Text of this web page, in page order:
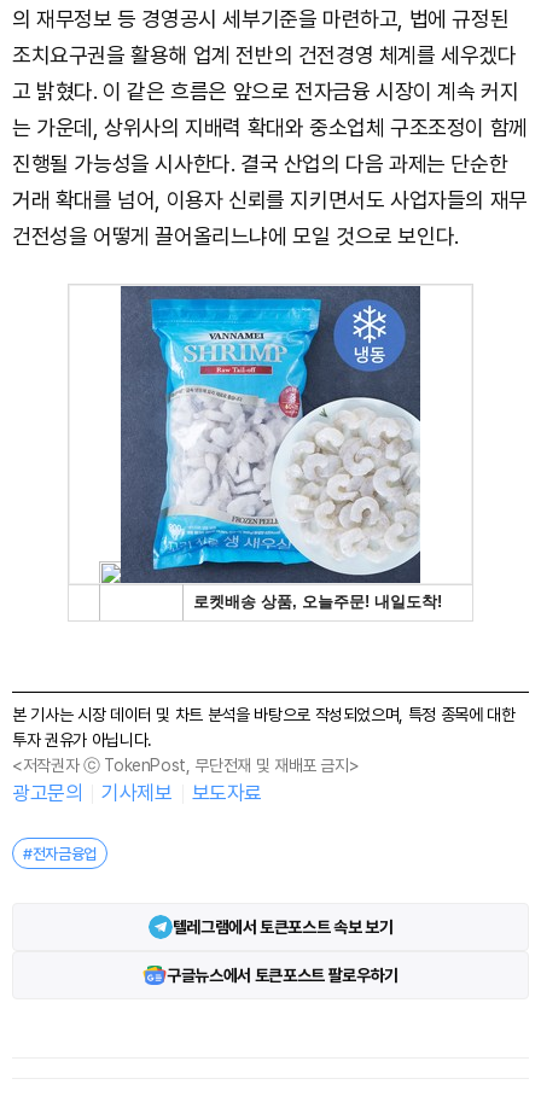
의 재무정보 등 경영공시 세부기준을 마련하고, 법에 규정된
조치요구권을 활용해 업계 전반의 건전경영 체계를 세우겠다
고 밝혔다. 이 같은 흐름은 앞으로 전자금융 시장이 계속 커지
는 가운데, 상위사의 지배력 확대와 중소업체 구조조정이 함께
진행될 가능성을 시사한다. 결국 산업의 다음 과제는 단순한
거래 확대를 넘어, 이용자 신뢰를 지키면서도 사업자들의 재무
건전성을 어떻게 끌어올리느냐에 모일 것으로 보인다.
본 기사는 시장 데이터 및 차트 분석을 바탕으로 작성되었으며, 특정 종목에 대한
투자 권유가 아닙니다.
<저작권자 ⓒ TokenPost, 무단전재 및 재배포 금지>
광고문의 기사제보 보도자료
#전자금융업
텔레그램에서 토큰포스트 속보 보기
구글뉴스에서 토큰포스트 팔로우하기